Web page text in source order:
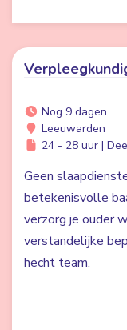
Nog 9 dagen
Leeuwarden
24 - 28 uur |
Geen
betekenisvolle
verzorg je ouder
verstandelijke
hecht team.